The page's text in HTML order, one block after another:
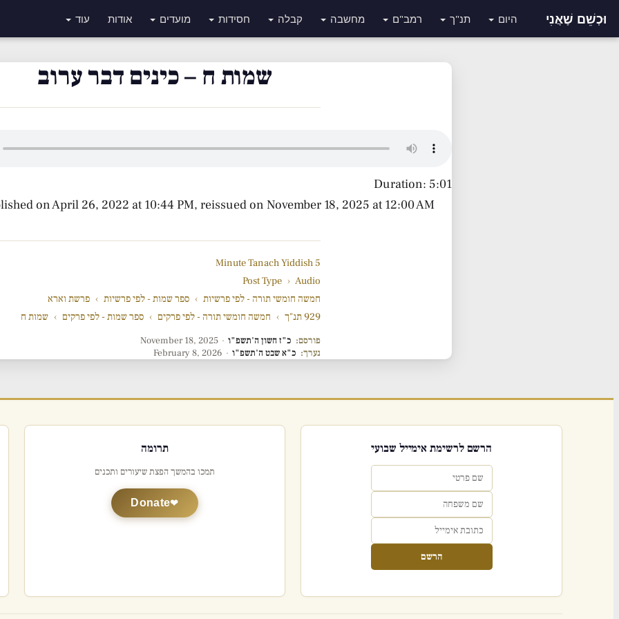
וּכְשֵׁם שֶׁאֲנִי היום תנ"ך רמב"ם מחשבה קבלה חסידות מועדים אודות עוד
שמות ח – כינים דבר ערוב
Duration: 5:01
on April 26, 2022 at 10:44 PM, reissued on November 18, 2025 at 12:00 AM
5 Minute Tanach Yiddish
Post Type › Audio
חמשה חומשי תורה - לפי פרשיות › ספר שמות - לפי פרשיות › פרשת וארא
929 תנ"ך
› חמשה חומשי תורה - לפי פרקים › ספר שמות - לפי פרקים › שמות ח
פורסם: כ"ז חשון ה'תשפ"ו ·
November 18, 2025
נערך: כ"א שבט ה'תשפ"ו ·
February 8, 2026
הרשם לרשימת אימייל שבועי
הרשם
תרומה
תמכו בהמשך הפצת שיעורים ותכנים
Donate